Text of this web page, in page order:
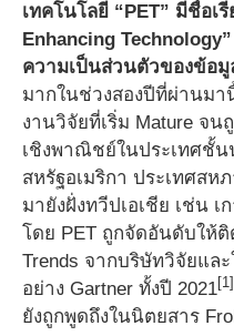
เทคโนโลยี “PET” มีชื่อเ
Enhancing
ความเป็นส่วนตัวของข้อ
มากในช่วงสองปีที่ผ่านมา
งานวิจัยที่เริ่ม Mature จ
เชิงพาณิชย์ในประเทศชั้
สหรัฐอเมริกา ประเทศสห
มายังฝั่งทวีปเอเชีย เช่น
โดย PET ถูกจัดอันดับให้ติ
Trends จากบริษัทวิจัยแล
อย่าง Gartner ทั้งปี 2021[1]
ยังถูกพูดถึงในนิตยสาร